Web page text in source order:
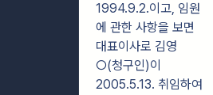
1994.9.2.이고, 임원
에 관한 사항을 보면
대표이사로 김영
○(청구인)이
2005.5.13. 취임하여